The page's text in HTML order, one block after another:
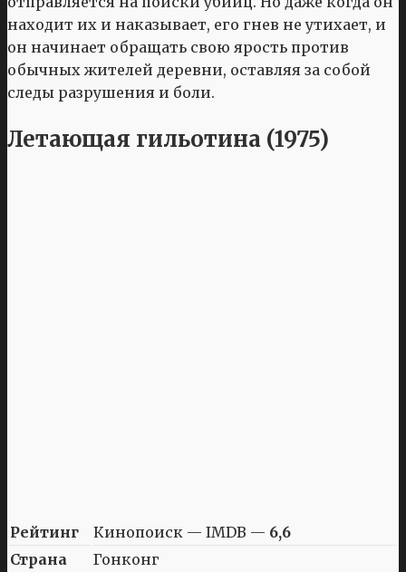
находит их и наказывает, его гнев не утихает, и
он начинает обращать свою ярость против
обычных жителей деревни, оставляя за собой
следы разрушения и боли.
Летающая гильотина (1975)
Рейтинг Кинопоиск — IMDB — 6,6
Страна
Гонконг